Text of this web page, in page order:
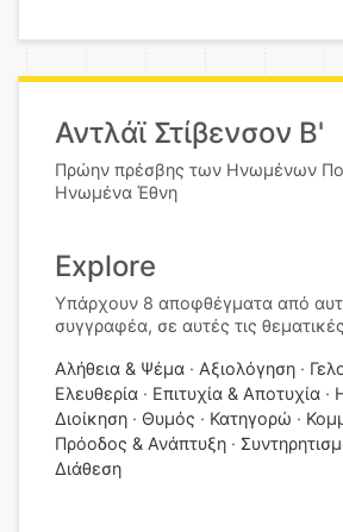
Αντλάϊ Στίβενσον Β'
Πρώην πρέσβης των Ηνωμένων
Ηνωμένα Έθνη
Explore
Υπάρχουν 8 αποφθέγματα από
συγγραφέα, σε αυτές τις
Αλήθεια & Ψέμα Αξιολόγηση
Ελευθερία
Επιτυχία & Αποτυχία
Διοίκηση
Θυμός Κατηγορώ
Πρόοδος & Ανάπτυξη
Διάθεση